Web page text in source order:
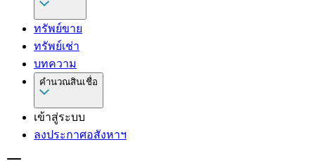
ทรัพย์ขาย
ทรัพย์เช่า
บทความ
คำนวณสินเชื่อ
เข้าสู่ระบบ
ลงประกาศอสังหาฯ